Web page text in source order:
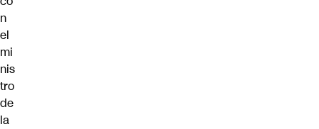
n
el
mi
nis
tro
de
la